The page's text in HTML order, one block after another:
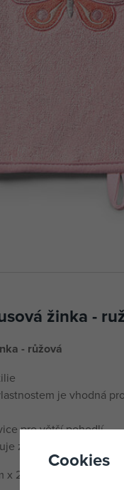
žinka -
- růžová
je vhodná
pro větší pohodlí
zavěšení, čímž se
x 21 cm
Cookies